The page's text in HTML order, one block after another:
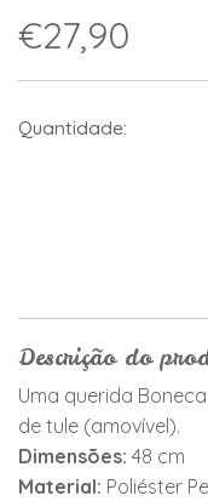
€27,90
Quantidade:
Descrição do
Uma querida
de tule (amovível).
Dimensões: 48 cm
Material: Poliéster